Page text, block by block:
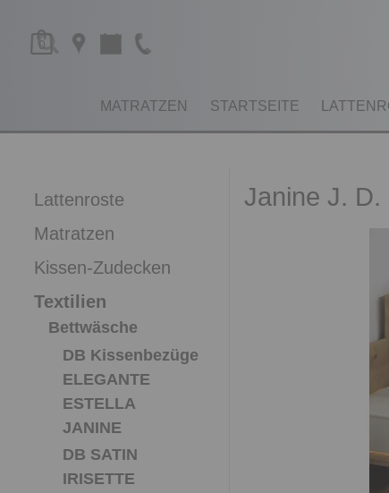
0
MATRATZEN STARTSEITE
Lattenroste
Matratzen
Kissen-Zudecken
Textilien
Bettwäsche
DB Kissenbezüge
ELEGANTE
ESTELLA
JANINE
DB SATIN
IRISETTE
Janine J. D.